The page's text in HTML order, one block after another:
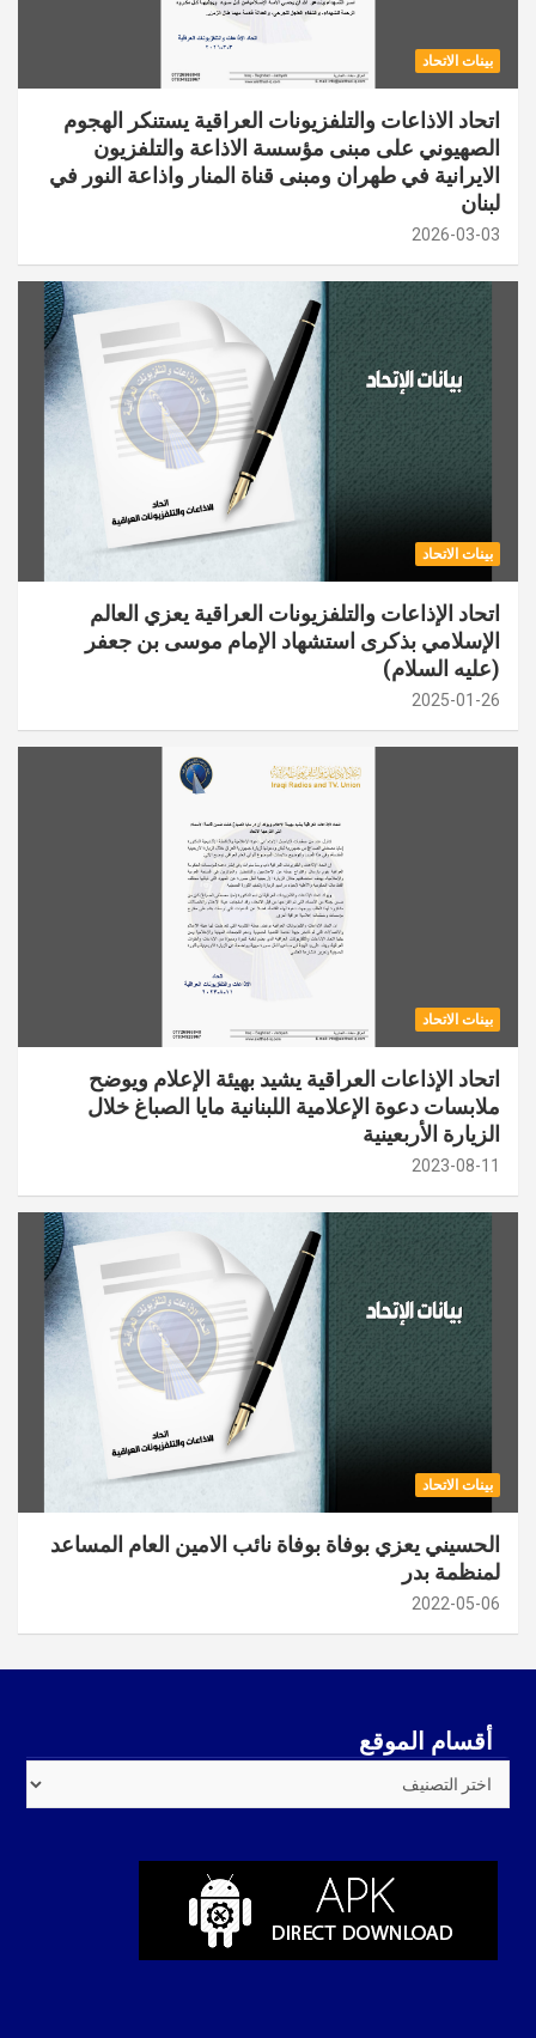
بينات الاتحاد
اتحاد الاذاعات والتلفزيونات العراقية يستنكر الهجوم
الصهيوني على مبنى مؤسسة الاذاعة والتلفزيون
الايرانية في طهران ومبنى قناة المنار واذاعة النور في
لبنان
2026-03-03
بينات الاتحاد
اتحاد الإذاعات والتلفزيونات العراقية يعزي العالم
الإسلامي بذكرى استشهاد الإمام موسى بن جعفر
(عليه السلام)
2025-01-26
بينات الاتحاد
اتحاد الإذاعات العراقية يشيد بهيئة الإعلام ويوضح
ملابسات دعوة الإعلامية اللبنانية مايا الصباغ خلال
الزيارة الأربعينية
2023-08-11
بينات الاتحاد
الحسيني يعزي بوفاة بوفاة نائب الامين العام المساعد
لمنظمة بدر
2022-05-06
أقسام الموقع
الموقع